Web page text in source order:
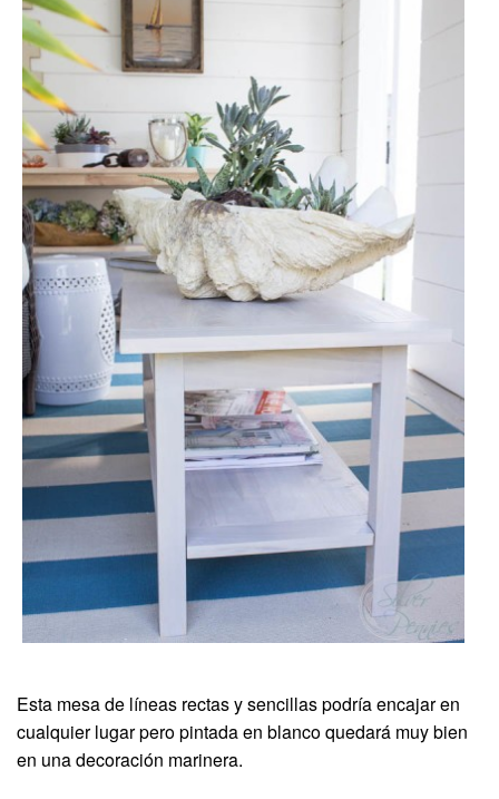
Esta mesa de líneas rectas y sencillas podría encajar en
cualquier lugar pero pintada en blanco quedará muy bien
en una decoración marinera.